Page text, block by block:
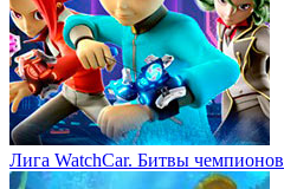
Лига WatchCar. Битвы чемпионов